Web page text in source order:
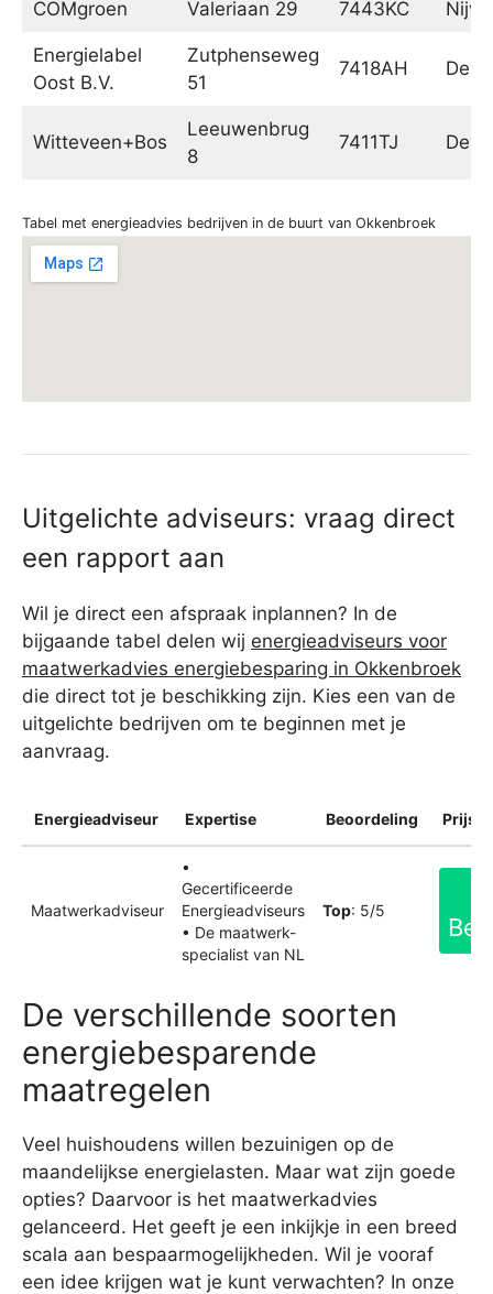
COMgroen Valeriaan 29 7443KC
Energielabel
Oost B.V.
Zutphenseweg
51
7418AH
Witteveen+Bos
Leeuwenbrug
8
7411TJ
Tabel met energieadvies bedrijven in de buurt van Okkenbroek
Uitgelichte adviseurs: vraag direct
een rapport aan
Wil je direct een afspraak inplannen? In de
bijgaande tabel delen wij energieadviseurs voor
maatwerkadvies energiebesparing in Okkenbroek
die direct tot je beschikking zijn. Kies een van de
uitgelichte bedrijven om te beginnen met je
aanvraag.
Energieadviseur Expertise Beoordeling
Maatwerkadviseur
•
Gecertificeerde
Energieadviseurs
• De maatwerk-
specialist van NL
Top: 5/5
De verschillende soorten
energiebesparende
maatregelen
Veel huishoudens willen bezuinigen op de
maandelijkse energielasten. Maar wat zijn goede
opties? Daarvoor is het maatwerkadvies
gelanceerd. Het geeft je een inkijkje in een breed
scala aan bespaarmogelijkheden. Wil je vooraf
een idee krijgen wat je kunt verwachten? In onze